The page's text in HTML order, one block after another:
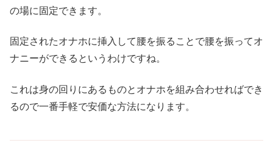
の場に固定できます。
固定されたオナホに挿入して腰を振ることで腰を振ってオ
ナニーができるというわけですね。
これは身の回りにあるものとオナホを組み合わせればでき
るので一番手軽で安価な方法になります。